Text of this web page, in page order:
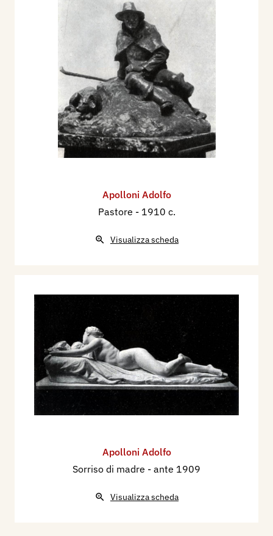
Apolloni Adolfo
Pastore - 1910 c.
Visualizza scheda
Apolloni Adolfo
Sorriso di madre - ante 1909
Visualizza scheda